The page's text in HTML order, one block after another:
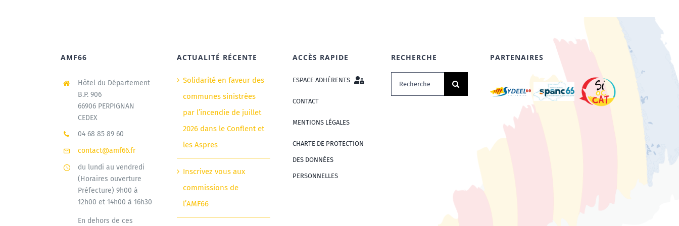
AMF66
Hôtel du Département
B.P. 906
66906 PERPIGNAN
CEDEX
04 68 85 89 60
contact@amf66.fr
du lundi au vendredi
(Horaires ouverture
Préfecture) 9h00 à
12h00 et 14h00 à 16h30
En dehors de ces
ACTUALITÉ RÉCENTE
Solidarité en faveur des
communes sinistrées
par l’incendie de juillet
2026 dans le Conflent et
les Aspres
Inscrivez vous aux
commissions de
l’AMF66
ACCÈS RAPIDE
ESPACE ADHÉRENTS
CONTACT
MENTIONS LÉGALES
CHARTE DE PROTECTION
DES DONNÉES
PERSONNELLES
RECHERCHE
Rechercher:
PARTENAIRES